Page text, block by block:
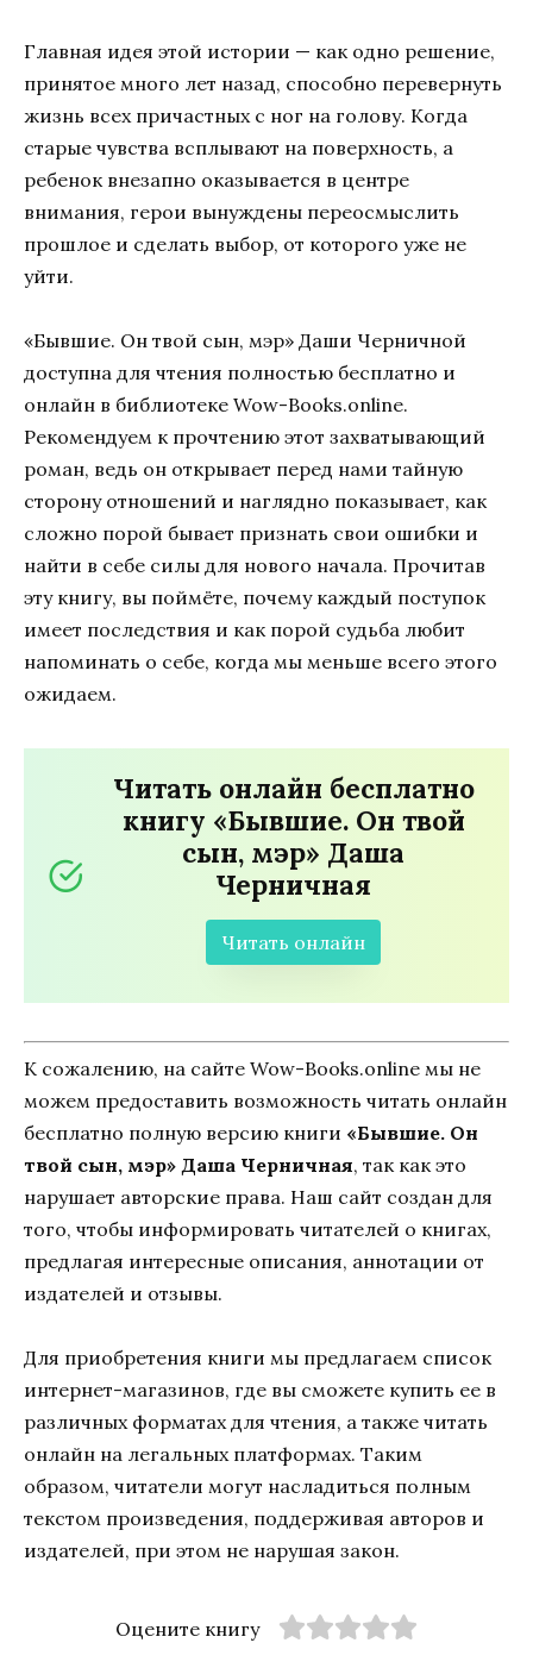
Главная идея этой истории — как одно решение,
принятое много лет назад, способно перевернуть
жизнь всех причастных с ног на голову. Когда
старые чувства всплывают на поверхность, а
ребенок внезапно оказывается в центре
внимания, герои вынуждены переосмыслить
прошлое и сделать выбор, от которого уже не
уйти.
«Бывшие. Он твой сын, мэр» Даши Черничной
доступна для чтения полностью бесплатно и
онлайн в библиотеке Wow-Books.online.
Рекомендуем к прочтению этот захватывающий
роман, ведь он открывает перед нами тайную
сторону отношений и наглядно показывает, как
сложно порой бывает признать свои ошибки и
найти в себе силы для нового начала. Прочитав
эту книгу, вы поймёте, почему каждый поступок
имеет последствия и как порой судьба любит
напоминать о себе, когда мы меньше всего этого
ожидаем.
Читать онлайн бесплатно
книгу «Бывшие. Он твой
сын, мэр» Даша
Черничная
Читать онлайн
К сожалению, на сайте Wow-Books.online мы не
можем предоставить возможность читать онлайн
бесплатно полную версию книги «Бывшие. Он
твой сын, мэр» Даша Черничная, так как это
нарушает авторские права. Наш сайт создан для
того, чтобы информировать читателей о книгах,
предлагая интересные описания, аннотации от
издателей и отзывы.
Для приобретения книги мы предлагаем список
интернет-магазинов, где вы сможете купить ее в
различных форматах для чтения, а также читать
онлайн на легальных платформах. Таким
образом, читатели могут насладиться полным
текстом произведения, поддерживая авторов и
издателей, при этом не нарушая закон.
Оцените книгу